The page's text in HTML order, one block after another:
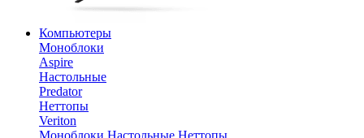
Компьютеры
Моноблоки
Aspire
Настольные
Predator
Неттопы
Veriton
Моноблоки Настольные Неттопы